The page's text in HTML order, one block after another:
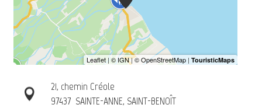
21, chemin Créole
97437 SAINTE-ANNE, SAINT-BENOÎT